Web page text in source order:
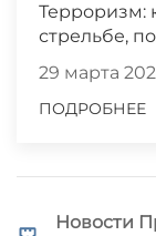
Терроризм:
стрельбе,
29 марта
ПОДРОБНЕЕ
Новости